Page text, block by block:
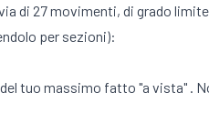
di 27 movimenti, di grado
per sezioni):
del tuo massimo fatto "a vista"